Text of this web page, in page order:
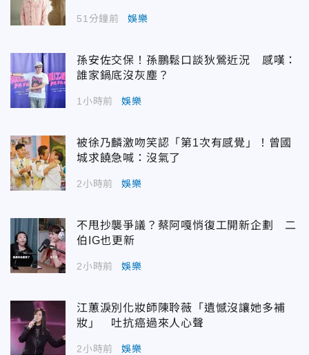
51分鐘前 娛樂
孫安佐交保！孫鵬鬆口談狄鶯近況 感嘆：
誰家鍋底沒灰塵？
1小時前 娛樂
被徐乃麟激吻笑認「第1次有感覺」！曾國
城求饒急喊：沒氣了
2小時前 娛樂
不甩抄襲爭議？蔡阿嘎悄復工開新企劃 二
伯IG也更新
2小時前 娛樂
江蕙淚別化妝師陳聆薇「遺憾沒讓她多補
妝」 吐抗癌過來人心聲
2小時前 娛樂